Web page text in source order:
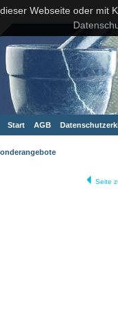
Start AGB
Seite
Webseite oder mit